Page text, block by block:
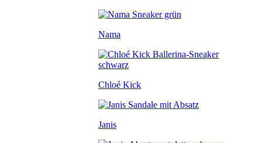
Nama
Chloé Kick
Janis